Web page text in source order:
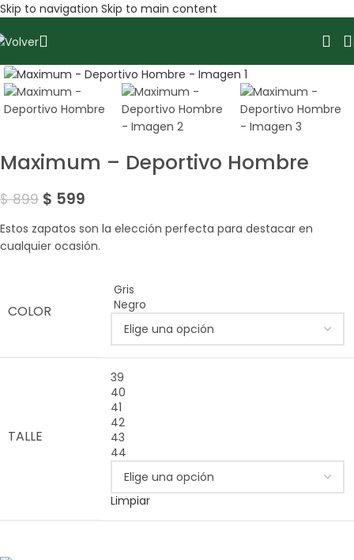
Skip to navigation Skip to main content
SALE
Maximum – Deportivo Hombre
$899 $ 599
Estos zapatos son la elección perfecta para destacar en
cualquier ocasión.
COLOR
Gris
Negro
TALLE
39
40
41
42
43
44
Limpiar